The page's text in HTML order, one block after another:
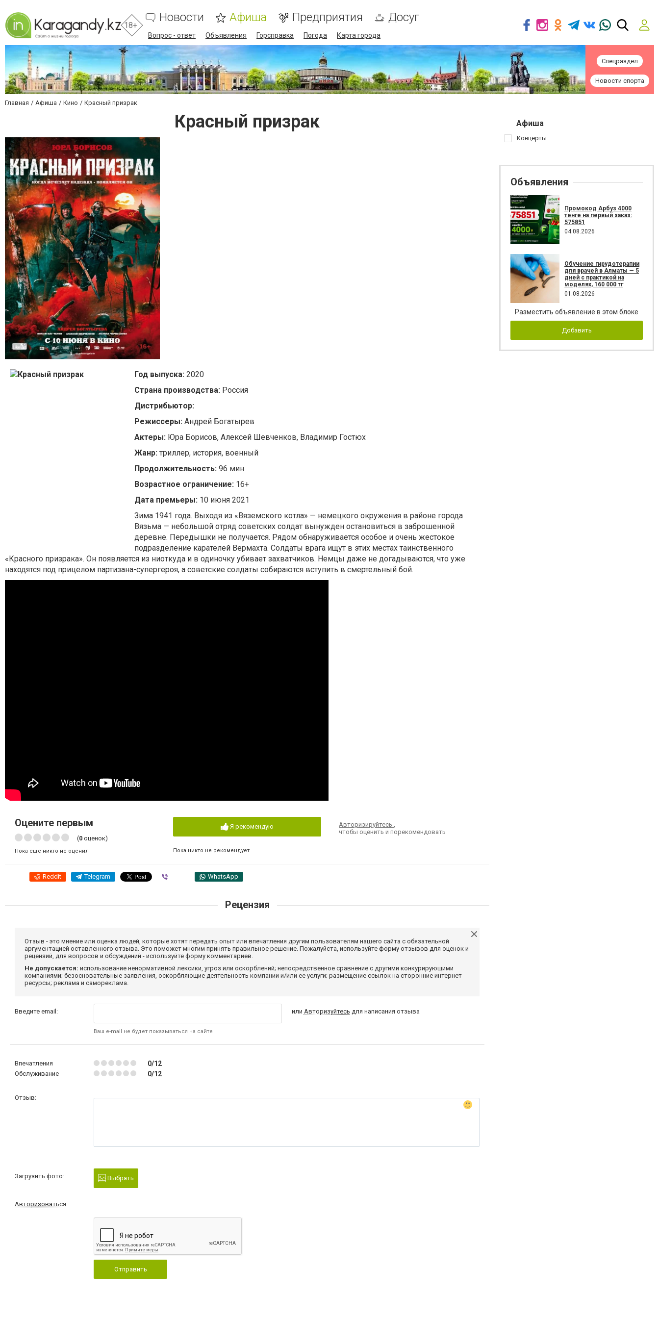
18+
Новости Афиша Предприятия Досуг
Вопрос - ответ Объявления Горсправка Погода Карта города
Спецраздел
Новости спорта
Главная Афиша Кино Красный призрак
Красный призрак
Год выпуска: 2020
Страна производства: Россия
Дистрибьютор:
Режиссеры: Андрей Богатырев
Актеры: Юра Борисов, Алексей Шевченков, Владимир Гостюх
Жанр: триллер, история, военный
Продолжительность: 96 мин
Возрастное ограничение: 16+
Дата премьеры: 10 июня 2021
Зима 1941 года. Выходя из «Вяземского котла» — немецкого окружения в районе города
Вязьма — небольшой отряд советских солдат вынужден остановиться в заброшенной
деревне. Передышки не получается. Рядом обнаруживается особое и очень жестокое
подразделение карателей Вермахта. Солдаты врага ищут в этих местах таинственного
«Красного призрака». Он появляется из ниоткуда и в одиночку убивает захватчиков. Немцы даже не догадываются, что уже
находятся под прицелом партизана-супергероя, а советские солдаты собираются вступить в смертельный бой.
Оцените первым
(0 оценок)
Пока еще никто не оценил
Я рекомендую
Пока никто не рекомендует
Авторизируйтесь
чтобы оценить и порекомендовать
Reddit Telegram WhatsApp
Рецензия
Отзыв - это мнение или оценка людей, которые хотят передать опыт или впечатления другим пользователям нашего сайта с обязательной
аргументацией оставленного отзыва. Это поможет многим принять правильное решение. Пожалуйста, используйте форму отзывов для оценок и
рецензий, для вопросов и обсуждений - используйте форму комментариев.
Не допускается: использование ненормативной лексики, угроз или оскорблений; непосредственное сравнение с другими конкурирующими
компаниями; безосновательные заявления, оскорбляющие деятельность компании и/или ее услуги; размещение ссылок на сторонние интернет-
ресурсы; реклама и самореклама.
Введите email:
Ваш e-mail не будет показываться на сайте
или Авторизуйтесь для написания отзыва
Впечатления 0/12
Обслуживание 0/12
Отзыв:
Загрузить фото: Выбрать
Авторизоваться
Отправить
Афиша
Концерты
Объявления
Промокод Арбуз 4000
тенге на первый заказ:
575851
04.08.2026
Обучение гирудотерапии
для врачей в Алматы — 5
дней с практикой на
моделях, 160 000 тг
01.08.2026
Разместить объявление в этом блоке
Добавить